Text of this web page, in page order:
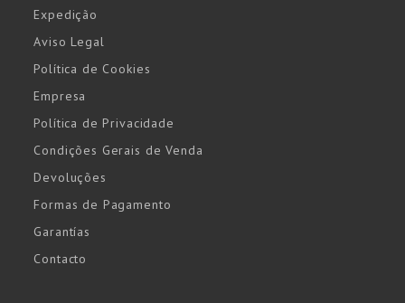
Expedição
Aviso Legal
Política de Cookies
Empresa
Política de Privacidade
Condições Gerais de Venda
Devoluções
Formas de Pagamento
Garantías
Contacto